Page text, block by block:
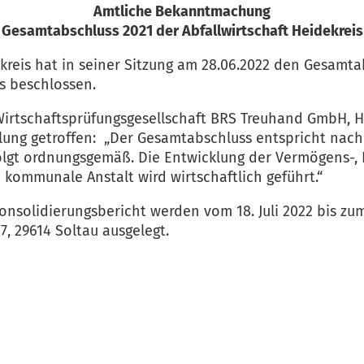
Amtliche Bekanntmachung
Gesamtabschluss 2021 der Abfallwirtschaft Heidekreis
hat in seiner Sitzung am 28.06.2022 den
beschlossen.
BRS Treuhand
getroffen: „Der Gesamtabschluss entspricht
ordnungsgemäß. Die Entwicklung der
Anstalt wird wirtschaftlich geführt.“
werden vom 18. Juli 2022 bis
29614 Soltau ausgelegt.